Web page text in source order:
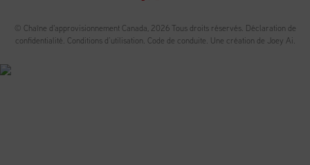
© Chaîne d'approvisionnement Canada, 2026 Tous droits réservés. Déclaration de
confidentialité. Conditions d’utilisation. Code de conduite. Une création de Joey Ai.